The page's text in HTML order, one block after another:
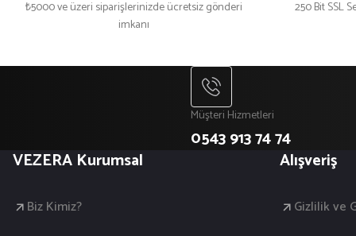
₺5000 ve üzeri siparişlerinizde ücretsiz gönderi
imkanı
250 Bit SSL
Müşteri Hizmetleri
0543 913 74 74
VEZERA Kurumsal
Biz Kimiz?
Alışveriş
Gizlilik ve